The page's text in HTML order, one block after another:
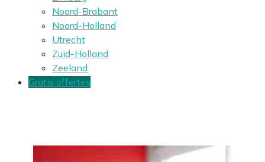
Noord-Brabant
Noord-Holland
Utrecht
Zuid-Holland
Zeeland
Gratis offertes